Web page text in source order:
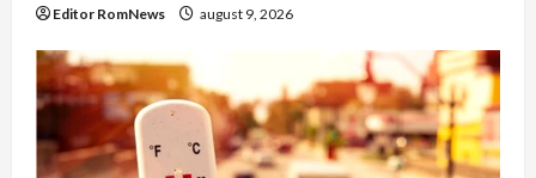
Editor RomNews august 9, 2026